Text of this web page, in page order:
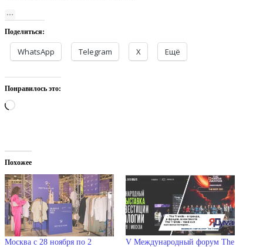
Поделиться:
WhatsApp Telegram X Ещё
Понравилось это:
Загрузка…
Похожее
Москва с 28 ноября по 2
V Международный форум The